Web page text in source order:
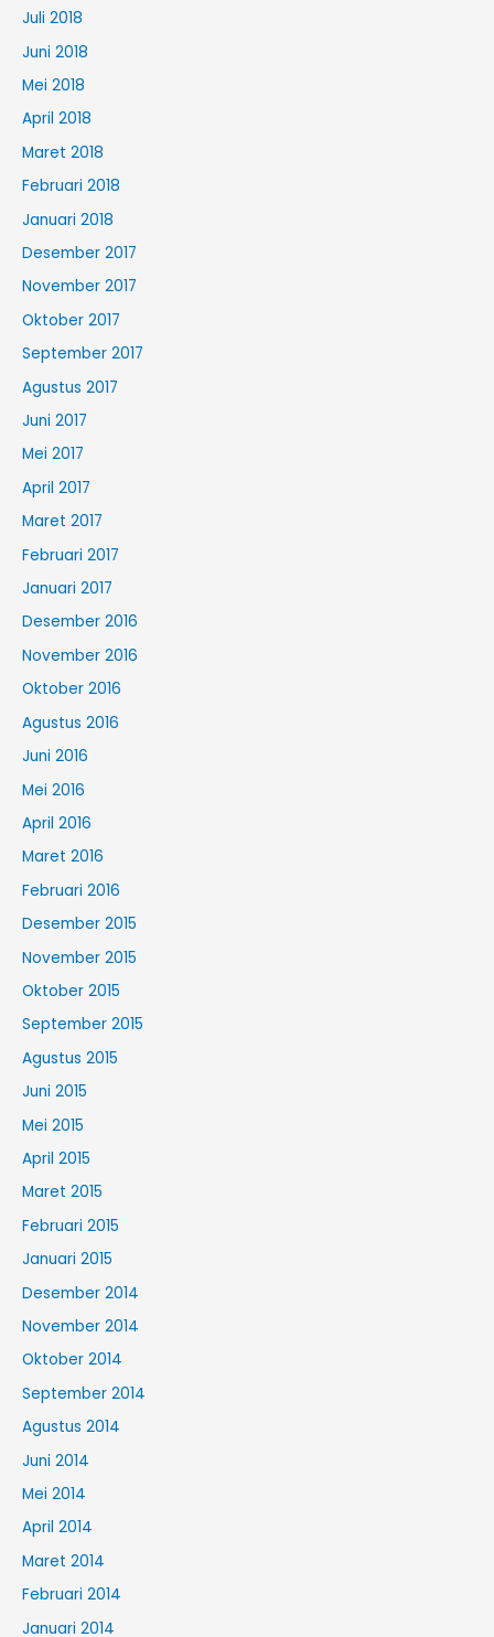
Juli 2018
Juni 2018
Mei 2018
April 2018
Maret 2018
Februari 2018
Januari 2018
Desember 2017
November 2017
Oktober 2017
September 2017
Agustus 2017
Juni 2017
Mei 2017
April 2017
Maret 2017
Februari 2017
Januari 2017
Desember 2016
November 2016
Oktober 2016
Agustus 2016
Juni 2016
Mei 2016
April 2016
Maret 2016
Februari 2016
Desember 2015
November 2015
Oktober 2015
September 2015
Agustus 2015
Juni 2015
Mei 2015
April 2015
Maret 2015
Februari 2015
Januari 2015
Desember 2014
November 2014
Oktober 2014
September 2014
Agustus 2014
Juni 2014
Mei 2014
April 2014
Maret 2014
Februari 2014
Januari 2014